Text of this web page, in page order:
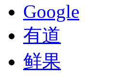
Google
有道
鲜果